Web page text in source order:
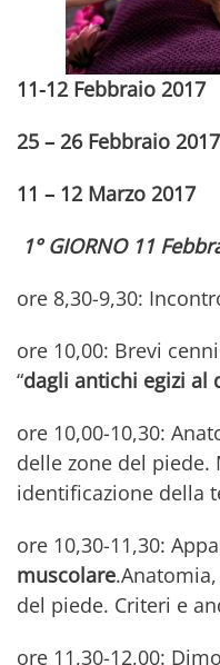
11-12 Febbraio 2017
25 – 26 Febbraio 2017
11 – 12 Marzo 2017
1° GIORNO 11
ore 8,30-9,30:
ore 10,00: Brevi
“dagli antichi egizi al
ore 10,00-10,30:
delle zone del
identificazione della
ore 10,30-11,30:
muscolare
del piede. Criteri e
ore 11,30-12,00: